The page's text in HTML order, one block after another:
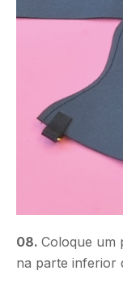
08. Coloque um
na parte inferior